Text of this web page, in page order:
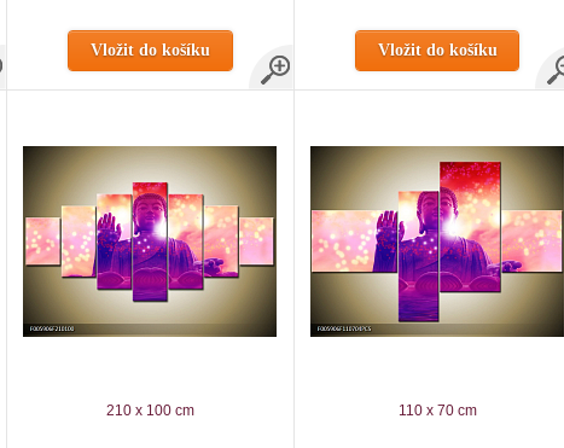
Vložit do košíku Vložit do košíku
210 x 100 cm 110 x 70 cm